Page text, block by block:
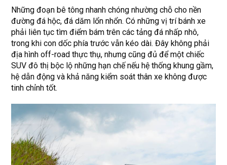
Những đoạn bê tông nhanh chóng nhường chỗ cho nền
đường đá hộc, đá dăm lổn nhổn. Có những vị trí bánh xe
phải liên tục tìm điểm bám trên các tảng đá nhấp nhô,
trong khi con dốc phía trước vẫn kéo dài. Đây không phải
địa hình off-road thực thụ, nhưng cũng đủ để một chiếc
SUV đô thị bộc lộ những hạn chế nếu hệ thống khung gầm,
hệ dẫn động và khả năng kiểm soát thân xe không được
tinh chỉnh tốt.